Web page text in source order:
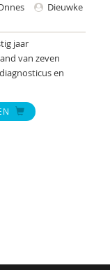
dr.
N.N.J.
Dieuwke
jaar
van zeven
en